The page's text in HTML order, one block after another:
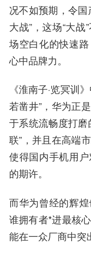
况不如预期，令
大战”，这场“大
场空白化的快速
心中品牌力。
《淮南子·览冥训
若凿井”，华为正
于系统流畅度打磨
联”，并且在高端
使得国内手机用
的期许。
而华为曾经的辉
谁拥有者*进最核
能在一众厂商中突